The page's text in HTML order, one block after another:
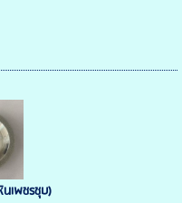
นเพชรชุบ)